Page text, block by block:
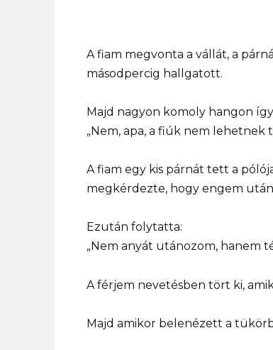
A fiam megvonta a vállát, a
másodpercig hallgatott.
Majd nagyon komoly hangon
„Nem, apa, a fiúk nem lehetnek
A fiam egy kis párnát tett a
megkérdezte, hogy engem
Ezután folytatta:
„Nem anyát utánozom, hanem
A férjem nevetésben tört ki,
Majd amikor belenézett a